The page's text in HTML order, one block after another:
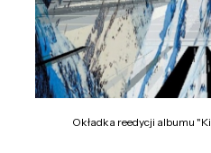
Okładka reedycji albumu